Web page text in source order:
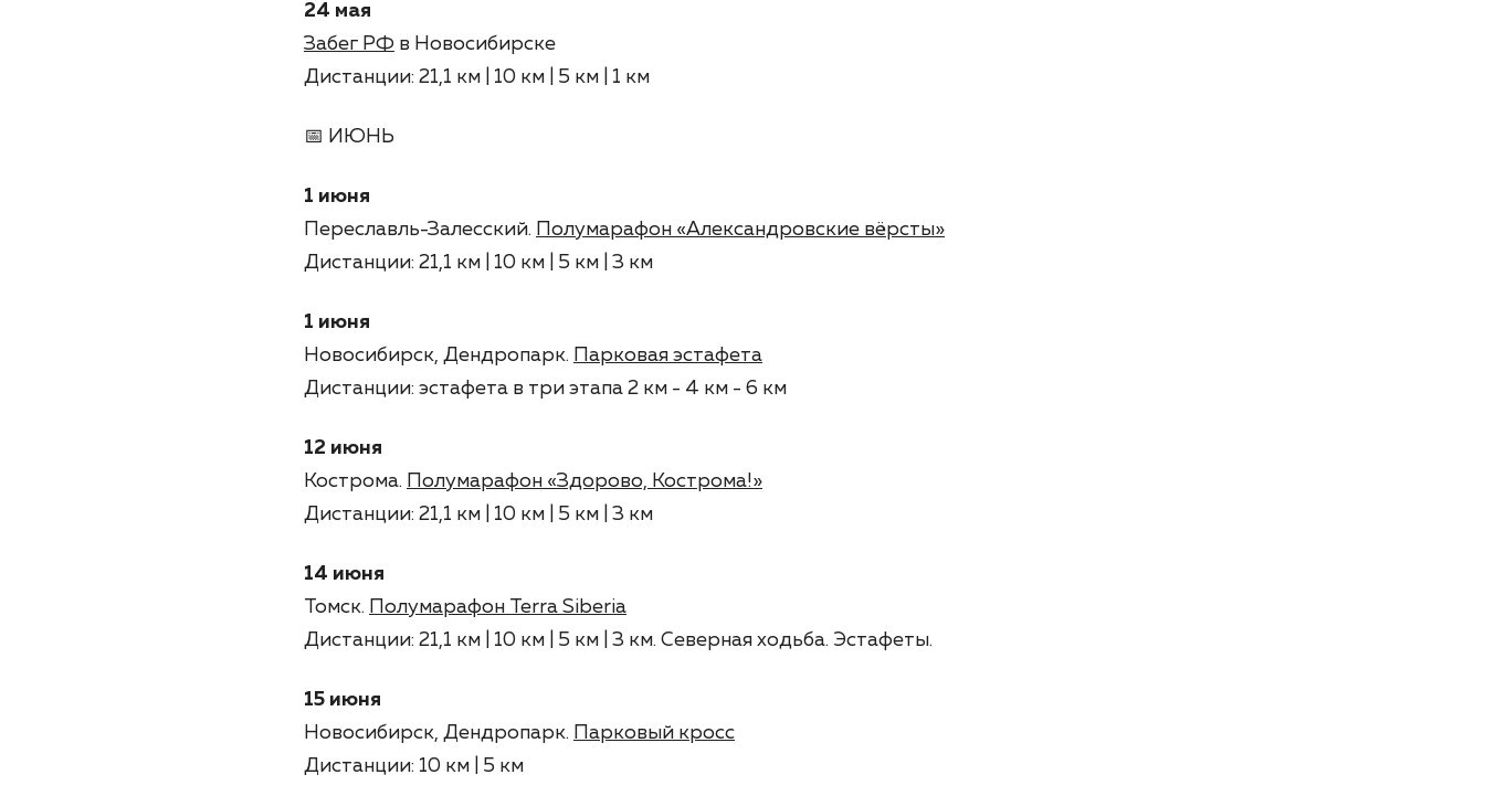
24 мая
Забег РФ в Новосибирске
Дистанции: 21,1 км | 10 км | 5 км | 1 км
📅 ИЮНЬ
1 июня
Переславль-Залесский.
Полумарафон «Александровские вёрсты»
Дистанции: 21,1 км | 10 км | 5 км | 3 км
1 июня
Новосибирск, Дендропарк.
Парковая эстафета
Дистанции: эстафета в три этапа 2 км - 4 км - 6 км
12 июня
Кострома.
Полумарафон «Здорово, Кострома!»
Дистанции: 21,1 км | 10 км | 5 км | 3 км
14 июня
Томск.
Полумарафон Terra Siberia
Дистанции: 21,1 км | 10 км | 5 км | 3 км. Северная ходьба. Эстафеты.
15 июня
Новосибирск, Дендропарк.
Парковый кросс
Дистанции: 10 км | 5 км